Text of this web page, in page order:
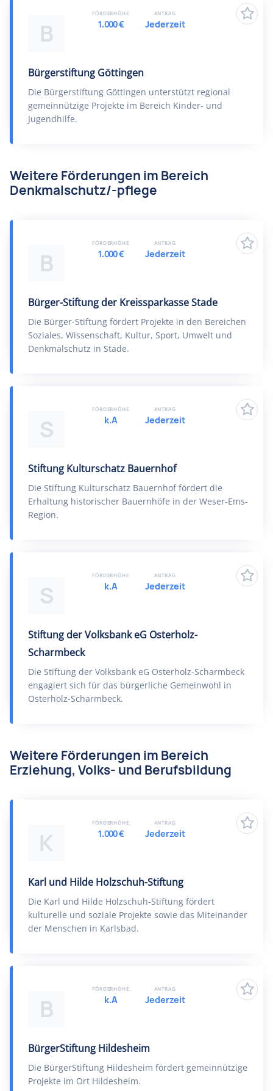
B
Bürgerstiftung Göttingen
Die Bürgerstiftung Göttingen unterstützt regional
gemeinnützige Projekte im Bereich Kinder- und
Jugendhilfe.
FÖRDERHÖHE
1.000 €
ANTRAG
Jederzeit
Weitere Förderungen im Bereich
Denkmalschutz/-pflege
B
Bürger-Stiftung der Kreissparkasse Stade
Die Bürger-Stiftung fördert Projekte in den Bereichen
Soziales, Wissenschaft, Kultur, Sport, Umwelt und
Denkmalschutz in Stade.
FÖRDERHÖHE
1.000 €
ANTRAG
Jederzeit
S
Stiftung Kulturschatz Bauernhof
Die Stiftung Kulturschatz Bauernhof fördert die
Erhaltung historischer Bauernhöfe in der Weser-Ems-
Region.
FÖRDERHÖHE
k.A
ANTRAG
Jederzeit
S
Stiftung der Volksbank eG Osterholz-
Scharmbeck
Die Stiftung der Volksbank eG Osterholz-Scharmbeck
engagiert sich für das bürgerliche Gemeinwohl in
Osterholz-Scharmbeck.
FÖRDERHÖHE
k.A
ANTRAG
Jederzeit
Weitere Förderungen im Bereich
Erziehung, Volks- und Berufsbildung
K
Karl und Hilde Holzschuh-Stiftung
Die Karl und Hilde Holzschuh-Stiftung fördert
kulturelle und soziale Projekte sowie das Miteinander
der Menschen in Karlsbad.
FÖRDERHÖHE
1.000 €
ANTRAG
Jederzeit
B
BürgerStiftung Hildesheim
Die BürgerStiftung Hildesheim fördert gemeinnützige
Projekte im Ort Hildesheim.
FÖRDERHÖHE
k.A
ANTRAG
Jederzeit